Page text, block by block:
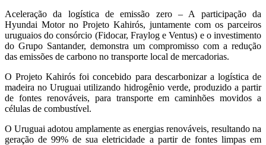
Aceleração da logística de emissão zero – A participação da
Hyundai Motor no Projeto Kahirós, juntamente com os parceiros
uruguaios do consórcio (Fidocar, Fraylog e Ventus) e o investimento
do Grupo Santander, demonstra um compromisso com a redução
das emissões de carbono no transporte local de mercadorias.
O Projeto Kahirós foi concebido para descarbonizar a logística de
madeira no Uruguai utilizando hidrogênio verde, produzido a partir
de fontes renováveis, para transporte em caminhões movidos a
células de combustível.
O Uruguai adotou amplamente as energias renováveis, resultando na
geração de 99% de sua eletricidade a partir de fontes limpas em